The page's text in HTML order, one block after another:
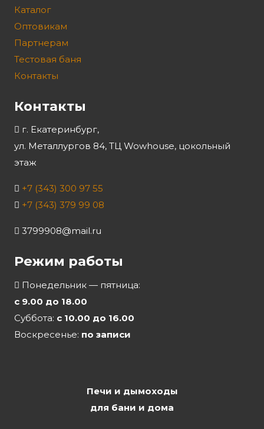
Каталог
Оптовикам
Партнерам
Тестовая баня
Контакты
Контакты
г. Екатеринбург,
ул. Металлургов 84, ТЦ Wowhouse, цокольный
этаж
+7 (343) 300 97 55
+7 (343) 379 99 08
3799908@mail.ru
Режим работы
Понедельник — пятница:
с 9.00 до 18.00
Суббота: с 10.00 до 16.00
Воскресенье: по записи
Печи и дымоходы
для бани и дома